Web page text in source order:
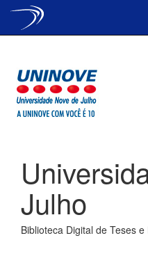
Julho
Biblioteca Digital de Teses